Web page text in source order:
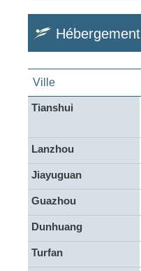
Hébergement
Ville
Tianshui
Lanzhou
Jiayuguan
Guazhou
Dunhuang
Turfan